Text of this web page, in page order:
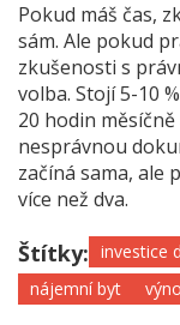
Pokud máš čas,
sám. Ale pokud
zkušenosti s
volba. Stojí 5-10
20 hodin
nesprávnou
začíná sama, ale
více než dva.
Štítky: investice
nájemní byt